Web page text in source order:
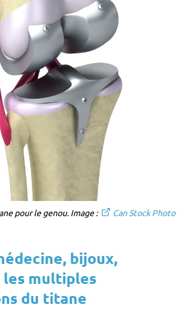
pour le genou. Image :
Can Stock Photo
bijoux,
multiples
du titane